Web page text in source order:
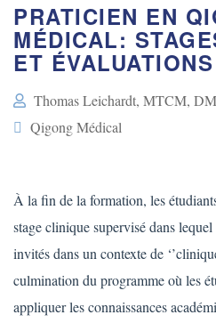
PRATICIEN EN
MÉDICAL:
ET ÉVALUATIONS
Thomas Leichardt, MTCM,
Qigong Médical
À la fin de la formation, les
stage clinique supervisé dans
invités dans un contexte de
culmination du programme où les
appliquer les connaissances